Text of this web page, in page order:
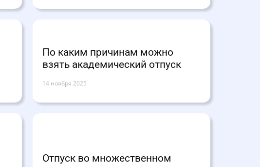
По каким причинам можно
взять академический отпуск
14 ноября 2025
Отпуск во множественном